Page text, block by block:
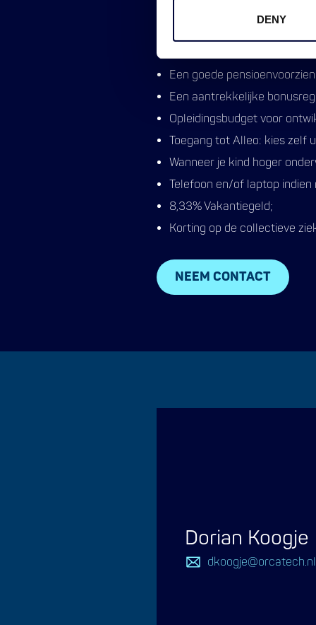
DENY
⁠Een aantrekkelijke
Een goede
Een aantrekkelijke
Opleidingsbudget voor
Toegang tot Alleo: kies zelf
Wanneer je kind hoger
Telefoon en/of laptop indien
8,33% Vakantiegeld;
Korting op de collectieve
NEEM CONTACT
Dorian Koogje
dkoogje@orcatech.nl